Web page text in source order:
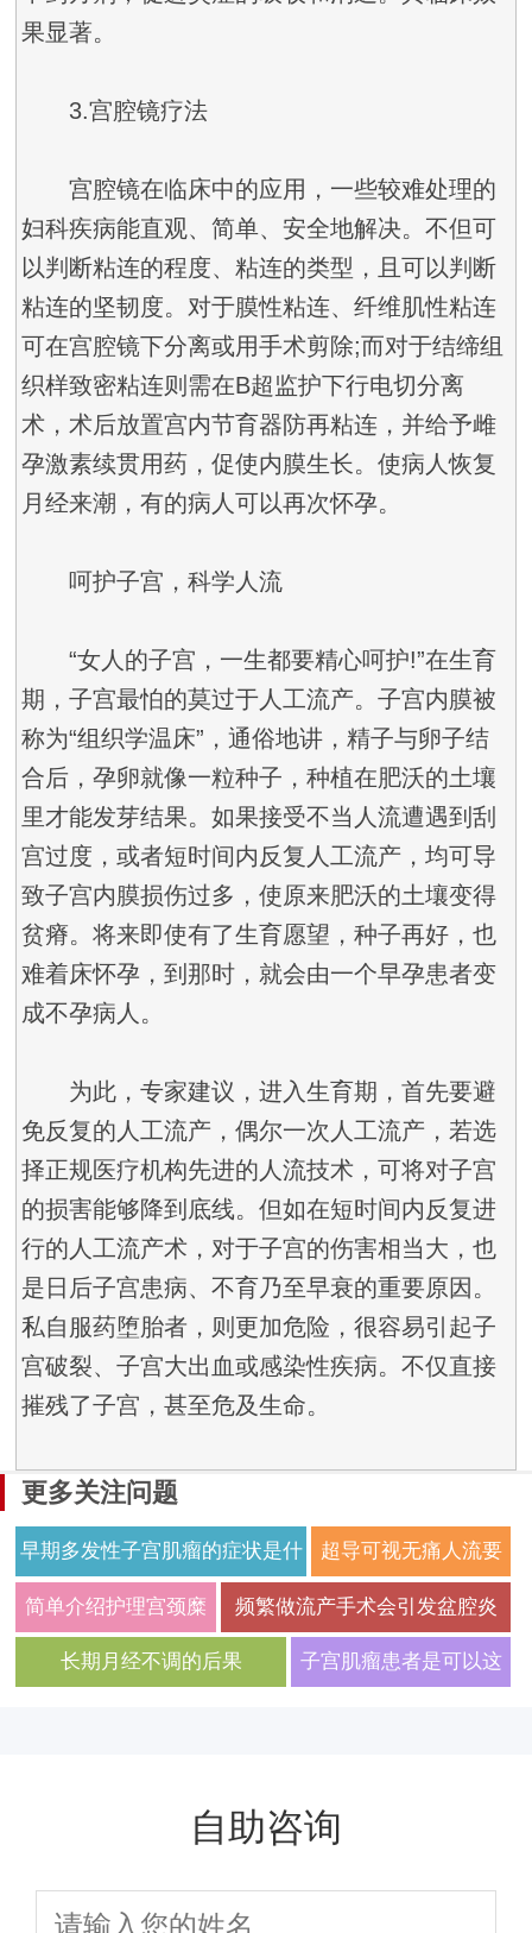
果显著。
3.宫腔镜疗法
宫腔镜在临床中的应用，一些较难处理的
妇科疾病能直观、简单、安全地解决。不但可
以判断粘连的程度、粘连的类型，且可以判断
粘连的坚韧度。对于膜性粘连、纤维肌性粘连
可在宫腔镜下分离或用手术剪除;而对于结缔组
织样致密粘连则需在B超监护下行电切分离
术，术后放置宫内节育器防再粘连，并给予雌
孕激素续贯用药，促使内膜生长。使病人恢复
月经来潮，有的病人可以再次怀孕。
呵护子宫，科学人流
“女人的子宫，一生都要精心呵护!”在生育
期，子宫最怕的莫过于人工流产。子宫内膜被
称为“组织学温床”，通俗地讲，精子与卵子结
合后，孕卵就像一粒种子，种植在肥沃的土壤
里才能发芽结果。如果接受不当人流遭遇到刮
宫过度，或者短时间内反复人工流产，均可导
致子宫内膜损伤过多，使原来肥沃的土壤变得
贫瘠。将来即使有了生育愿望，种子再好，也
难着床怀孕，到那时，就会由一个早孕患者变
成不孕病人。
为此，专家建议，进入生育期，首先要避
免反复的人工流产，偶尔一次人工流产，若选
择正规医疗机构先进的人流技术，可将对子宫
的损害能够降到底线。但如在短时间内反复进
行的人工流产术，对于子宫的伤害相当大，也
是日后子宫患病、不育乃至早衰的重要原因。
私自服药堕胎者，则更加危险，很容易引起子
宫破裂、子宫大出血或感染性疾病。不仅直接
摧残了子宫，甚至危及生命。
更多关注问题
早期多发性子宫肌瘤的症状是什
么
超导可视无痛人流要
做什么检查呢
简单介绍护理宫颈糜
烂患者的方法 护理宫
频繁做流产手术会引发盆腔炎
长期月经不调的后果 子宫肌瘤患者是可以这
自助咨询